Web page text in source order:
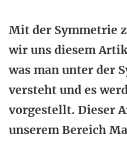
Mit der Symmetrie
wir uns diesem
was man unter der
versteht und es
vorgestellt. Dieser
unserem Bereich